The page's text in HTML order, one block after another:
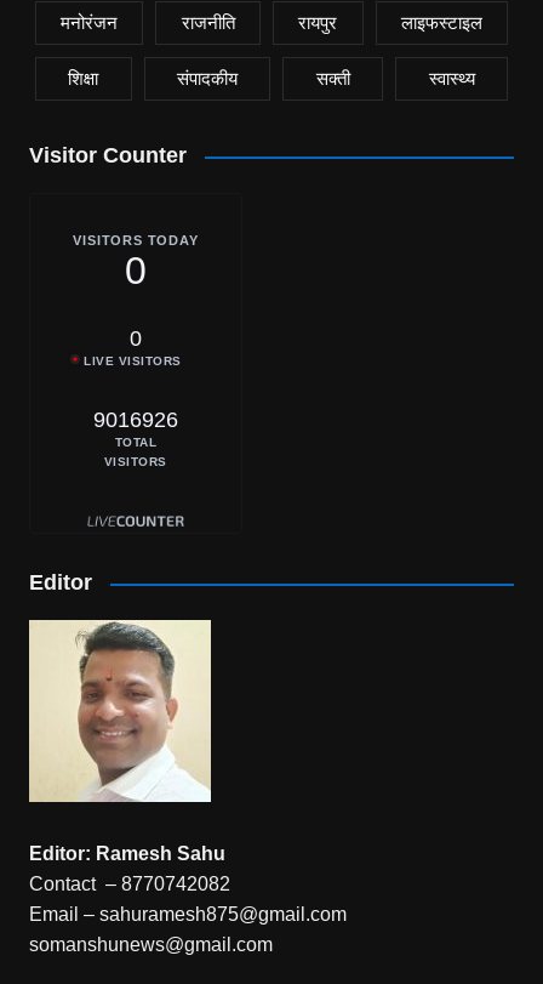
मनोरंजन राजनीति रायपुर लाइफस्टाइल
शिक्षा संपादकीय सक्ती स्वास्थ्य
Visitor Counter
VISITORS TODAY
0
0
LIVE VISITORS
9016926
TOTAL
VISITORS
Editor
Editor: Ramesh Sahu
Contact – 8770742082
Email – sahuramesh875@gmail.com
somanshunews@gmail.com